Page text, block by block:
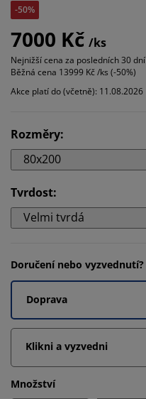
-50%
7000 Kč /ks
Nejnižší cena za posledních 30 dní
Běžná cena 13999 Kč /ks (-50%)
Akce platí do (včetně): 11.08.2026
Rozměry:
80x200
Tvrdost:
Velmi tvrdá
Doručení nebo vyzvednutí?
Doprava
Klikni a vyzvedni
Množství